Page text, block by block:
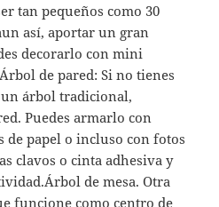
tan pequeños como 30
así, aportar un gran
decorarlo con mini
de pared: Si no tienes
árbol tradicional,
Puedes armarlo con
de papel o incluso con fotos
clavos o cinta adhesiva y
de mesa. Otra
funcione como centro de